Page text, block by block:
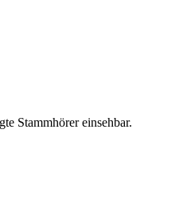
Stammhörer einsehbar.